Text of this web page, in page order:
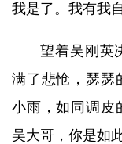
我是了。我有我
望着吴刚英
满了悲怆，瑟瑟
小雨，如同调皮
吴大哥，你是如